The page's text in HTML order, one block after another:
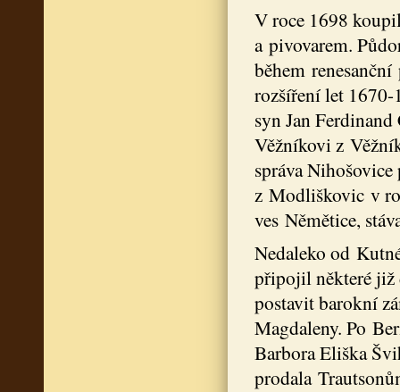
V roce 1698
a pivovarem.
během
rozšíření let
syn Jan
Věžníkovi z
správa
z Modliškovic v
ves Němětice,
Nedaleko od
připojil některé již
postavit barokní
Magdaleny. Po
Barbora Eliška
prodala